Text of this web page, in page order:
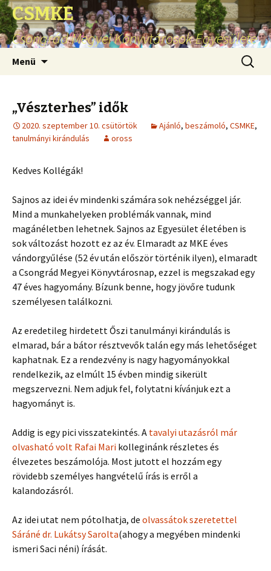
CSMKE
Csongrád Megyei Könyvtárosok Egyesülete
Menü
„Vészterhes” idők
2020. szeptember 10. csütörtök Ajánló, beszámoló, CSMKE,
tanulmányi kirándulás
oross
Kedves Kollégák!
Sajnos az idei év mindenki számára sok nehézséggel jár.
Mind a munkahelyeken problémák vannak, mind
magánéletben lehetnek. Sajnos az Egyesület életében is
sok változást hozott ez az év. Elmaradt az MKE éves
vándorgyűlése (52 év után először történik ilyen), elmaradt
a Csongrád Megyei Könyvtárosnap, ezzel is megszakad egy
47 éves hagyomány. Bízunk benne, hogy jövőre tudunk
személyesen találkozni.
Az eredetileg hirdetett Őszi tanulmányi kirándulás is
elmarad, bár a bátor résztvevők talán egy más lehetőséget
kaphatnak. Ez a rendezvény is nagy hagyományokkal
rendelkezik, az elmúlt 15 évben mindig sikerült
megszervezni. Nem adjuk fel, folytatni kívánjuk ezt a
hagyományt is.
Addig is egy pici visszatekintés. A tavalyi utazásról már
olvasható volt Rafai Mari kolleginánk részletes és
élvezetes beszámolója. Most jutott el hozzám egy
rövidebb személyes hangvételű írás is erről a
kalandozásról.
Az idei utat nem pótolhatja, de olvassátok szeretettel
Sáráné dr. Lukátsy Sarolta(ahogy a megyében mindenki
ismeri Saci néni) írását.